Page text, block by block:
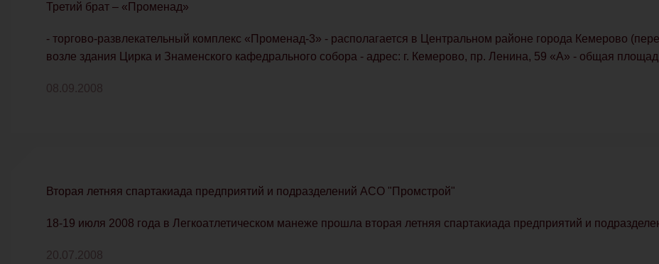
Третий брат – «Променад»
- торгово-развлекательный комплекс «Променад-3» - располагается в Центральном районе города Кемерово
возле здания Цирка и Знаменского кафедрального собора - адрес: г. Кемерово, пр. Ленина, 59 «А» - общая
08.09.2008
Вторая летняя спартакиада предприятий и подразделений АСО "Промстрой"
18-19 июля 2008 года в Легкоатлетическом манеже прошла вторая летняя спартакиада предприятий и
20.07.2008